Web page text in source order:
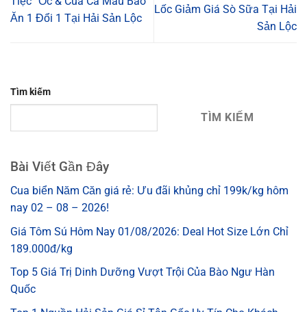
Ăn 1 Đổi 1 Tại Hải Sản Lộc
Lốc Giảm Giá Sò Sữa Tại Hải
Sản Lộc
Tìm kiếm
TÌM KIẾM
Bài Viết Gần Đây
Cua biển Năm Căn giá rẻ: Ưu đãi khủng chỉ 199k/kg hôm
nay 02 – 08 – 2026!
Giá Tôm Sú Hôm Nay 01/08/2026: Deal Hot Size Lớn Chỉ
189.000đ/kg
Top 5 Giá Trị Dinh Dưỡng Vượt Trội Của Bào Ngư Hàn
Quốc